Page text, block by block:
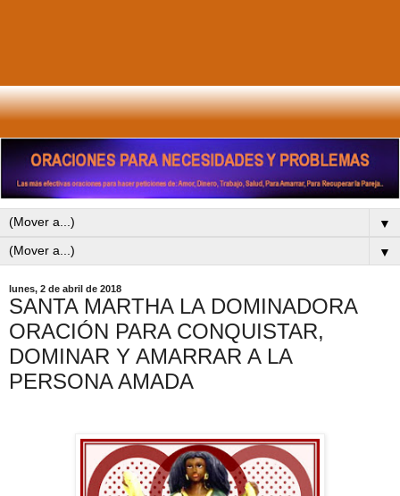
▼
▼
lunes, 2 de abril de 2018
SANTA MARTHA LA DOMINADORA
ORACIÓN PARA CONQUISTAR,
DOMINAR Y AMARRAR A LA
PERSONA AMADA